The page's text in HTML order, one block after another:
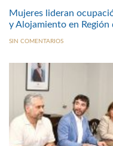
Mujeres lideran
y Alojamiento en Región
SIN COMENTARIOS